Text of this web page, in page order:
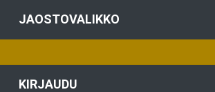
JAOSTOVALIKKO
KIRJAUDU